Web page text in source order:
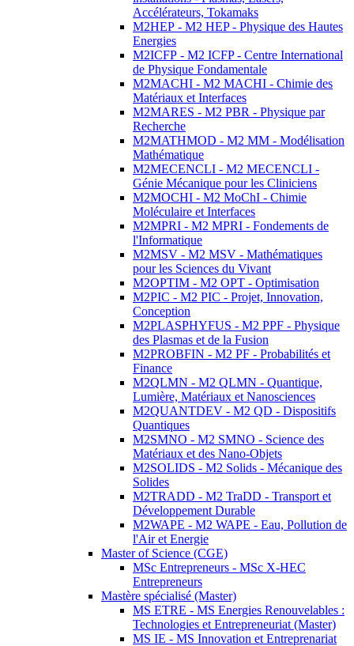
Accélérateurs, Tokamaks
M2HEP - M2 HEP - Physique des Hautes
Energies
M2ICFP - M2 ICFP - Centre International
de Physique Fondamentale
M2MACHI - M2 MACHI - Chimie des
Matériaux et Interfaces
M2MARES - M2 PBR - Physique par
Recherche
M2MATHMOD - M2 MM - Modélisation
Mathématique
M2MECENCLI - M2 MECENCLI -
Génie Mécanique pour les Cliniciens
M2MOCHI - M2 MoChI - Chimie
Moléculaire et Interfaces
M2MPRI - M2 MPRI - Fondements de
l'Informatique
M2MSV - M2 MSV - Mathématiques
pour les Sciences du Vivant
M2OPTIM - M2 OPT - Optimisation
M2PIC - M2 PIC - Projet, Innovation,
Conception
M2PLASPHYFUS - M2 PPF - Physique
des Plasmas et de la Fusion
M2PROBFIN - M2 PF - Probabilités et
Finance
M2QLMN - M2 QLMN - Quantique,
Lumière, Matériaux et Nanosciences
M2QUANTDEV - M2 QD - Dispositifs
Quantiques
M2SMNO - M2 SMNO - Science des
Matériaux et des Nano-Objets
M2SOLIDS - M2 Solids - Mécanique des
Solides
M2TRADD - M2 TraDD - Transport et
Développement Durable
M2WAPE - M2 WAPE - Eau, Pollution de
l'Air et Energie
Master of Science (CGE)
MSc Entrepreneurs - MSc X-HEC
Entrepreneurs
Mastère spécialisé (Master)
MS ETRE - MS Energies Renouvelables :
Technologies et Entrepreneuriat (Master)
MS IE - MS Innovation et Entreprenariat